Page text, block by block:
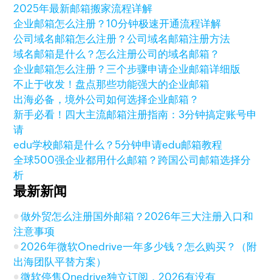
2025年最新邮箱搬家流程详解
企业邮箱怎么注册？10分钟极速开通流程详解
公司域名邮箱怎么注册？公司域名邮箱注册方法
域名邮箱是什么？怎么注册公司的域名邮箱？
企业邮箱怎么注册？三个步骤申请企业邮箱详细版
不止于收发！盘点那些功能强大的企业邮箱
出海必备，境外公司如何选择企业邮箱？
新手必看！四大主流邮箱注册指南：3分钟搞定账号申
请
edu学校邮箱是什么？5分钟申请edu邮箱教程
全球500强企业都用什么邮箱？跨国公司邮箱选择分
析
最新新闻
做外贸怎么注册国外邮箱？2026年三大注册入口和
注意事项
2026年微软Onedrive一年多少钱？怎么购买？（附
出海团队平替方案）
微软停售Onedrive独立订阅，2026有没有